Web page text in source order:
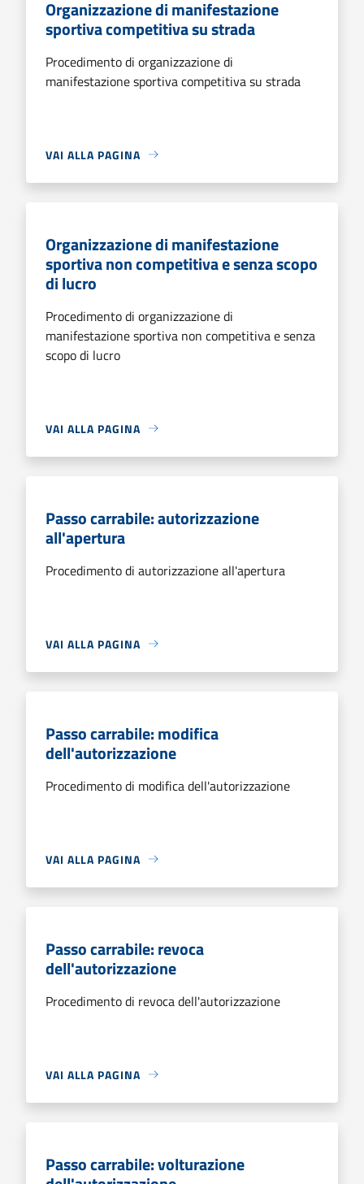
Organizzazione di manifestazione
sportiva competitiva su strada
Procedimento di organizzazione di
manifestazione sportiva competitiva su strada
VAI ALLA PAGINA
Organizzazione di manifestazione
sportiva non competitiva e senza scopo
di lucro
Procedimento di organizzazione di
manifestazione sportiva non competitiva e senza
scopo di lucro
VAI ALLA PAGINA
Passo carrabile: autorizzazione
all'apertura
Procedimento di autorizzazione all'apertura
VAI ALLA PAGINA
Passo carrabile: modifica
dell'autorizzazione
Procedimento di modifica dell'autorizzazione
VAI ALLA PAGINA
Passo carrabile: revoca
dell'autorizzazione
Procedimento di revoca dell'autorizzazione
VAI ALLA PAGINA
Passo carrabile: volturazione